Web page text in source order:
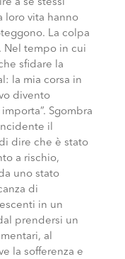
a se stessi
loro vita hanno
La colpa
Nel tempo in cui
sfidare la
la mia corsa in
divento
Sgombra
il
dire che è stato
a rischio,
uno stato
di
in un
prendersi un
al
la sofferenza e